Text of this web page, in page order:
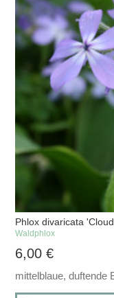
Phlox divaricata
Waldphlox
6,00€
mittelblaue, duftende